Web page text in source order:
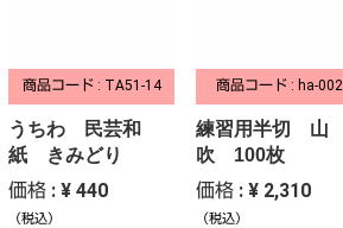
商品コード : TA51-14
うちわ 民芸和
紙 きみどり
価格 : ¥ 440
（税込）
商品コード : ha-002
練習用半切 山
吹 100枚
価格 : ¥ 2,310
（税込）